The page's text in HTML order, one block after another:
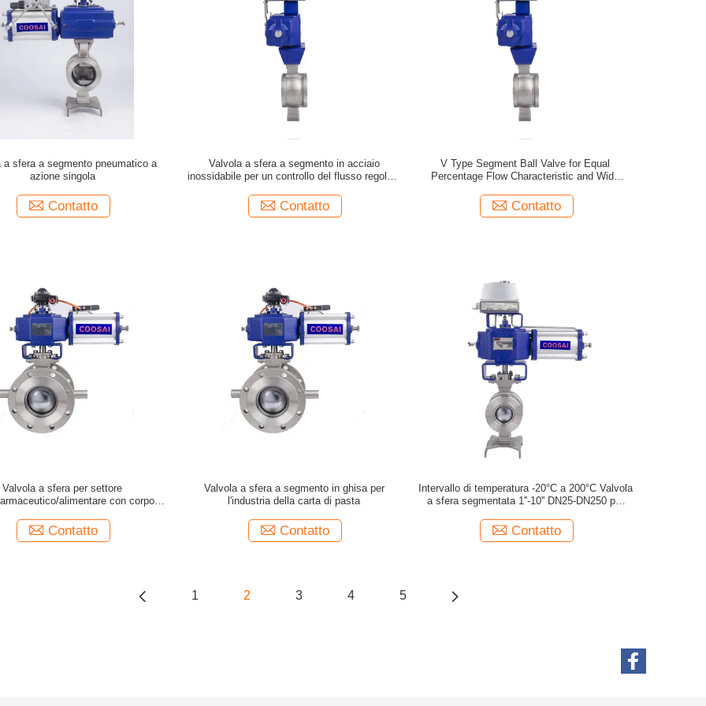
a sfera a segmento pneumatico a
azione singola
Contatto
Valvola a sfera a segmento in acciaio
inossidabile per un controllo del flusso regolato
Contatto
V Type Segment Ball Valve for Equal
Percentage Flow Characteristic and Wide
Contatto
Valvola a sfera per settore
alimentare con corpo in
Contatto
Valvola a sfera a segmento in ghisa per
l'industria della carta di pasta
Contatto
Intervallo di temperatura -20°C a 200°C Valvola
a sfera segmentata 1''-10'' DN25-DN250 per
alimentari
Contatto
1 2 3 4 5